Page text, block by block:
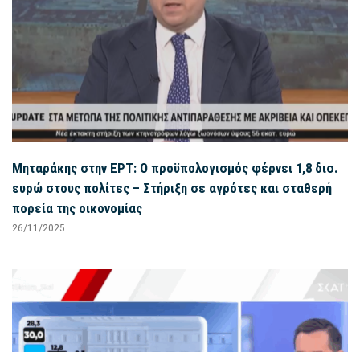
Μηταράκης στην ΕΡΤ: Ο προϋπολογισμός φέρνει 1,8 δισ.
ευρώ στους πολίτες – Στήριξη σε αγρότες και σταθερή
πορεία της οικονομίας
26/11/2025